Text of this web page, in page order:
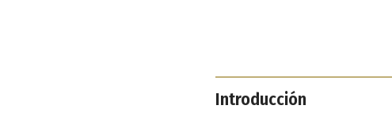
Introducción